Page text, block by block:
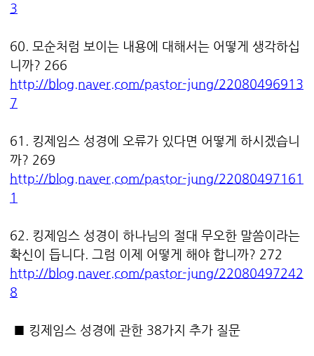
3
60. 모순처럼 보이는 내용에 대해서는 어떻게 생각하십
니까? 266
http://blog.naver.com/pastor-jung/22080496913
7
61. 킹제임스 성경에 오류가 있다면 어떻게 하시겠습니
까? 269
http://blog.naver.com/pastor-jung/22080497161
1
62. 킹제임스 성경이 하나님의 절대 무오한 말씀이라는
확신이 듭니다. 그럼 이제 어떻게 해야 합니까? 272
http://blog.naver.com/pastor-jung/22080497242
8
■ 킹제임스 성경에 관한 38가지 추가 질문